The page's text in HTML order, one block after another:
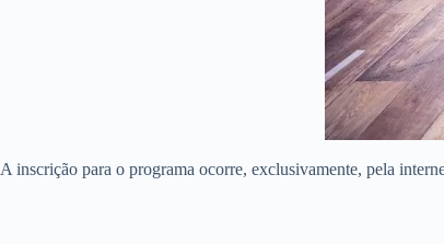
A inscrição para o programa ocorre, exclusivamente, pela